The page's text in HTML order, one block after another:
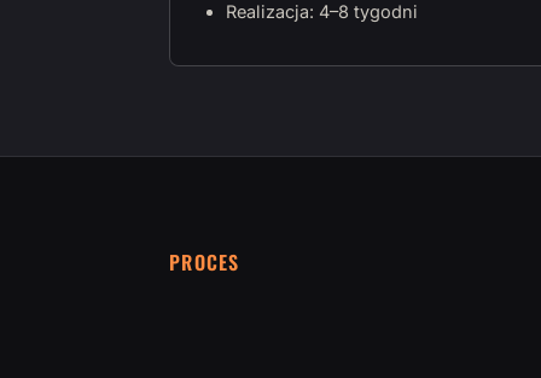
Realizacja: 4–8 tygodni
PROCES